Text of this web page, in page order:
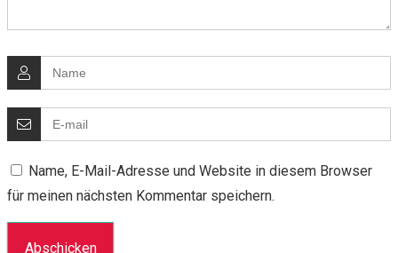
Name, E-Mail-Adresse und Website in diesem Browser
für meinen nächsten Kommentar speichern.